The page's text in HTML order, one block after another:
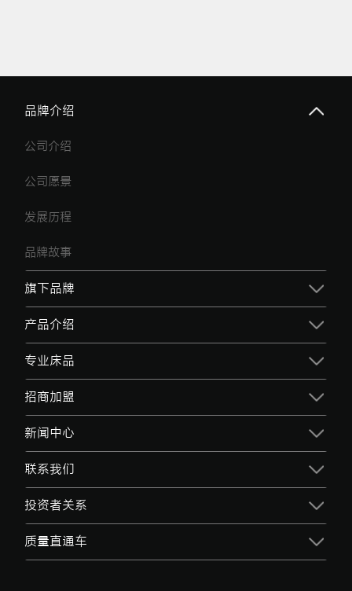
品牌介绍
公司介绍
公司愿景
发展历程
品牌故事
旗下品牌
产品介绍
专业床品
招商加盟
新闻中心
联系我们
投资者关系
质量直通车